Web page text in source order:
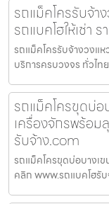
รถแม็คโครรับจ้า
รถแบคโฮให้เช่า
รถแม็คโครรับจ้างวงแ
บริการครบวงจร ทั่วไท
รถแม็คโครขุดบ่อ
เครื่องจักรพร้อ
รับจ้าง.com
รถแม็คโครขุดบ่อบางเ
คลิก www.รถแบคโฮรั